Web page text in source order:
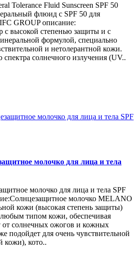
Tolerance Fluid Sunscreen SPF 50
флюид с SPF 50 для
GROUP описание:
с высокой степенью защиты и с
формулой, специально
и нетолерантной кожи.
солнечного излучения (UV..
молочко для лица и тела
молочко для лица и тела SPF
молочко MELANO
кожи (высокая степень защиты)
любым типом кожи, обеспечивая
солнечных ожогов и кожных
подойдет для очень чувствительной
кожи), кото..